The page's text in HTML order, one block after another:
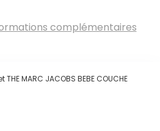
complémentaires
MARC JACOBS BEBE COUCHE